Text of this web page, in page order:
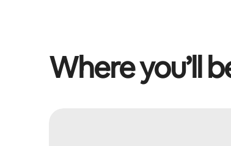
Where you’ll